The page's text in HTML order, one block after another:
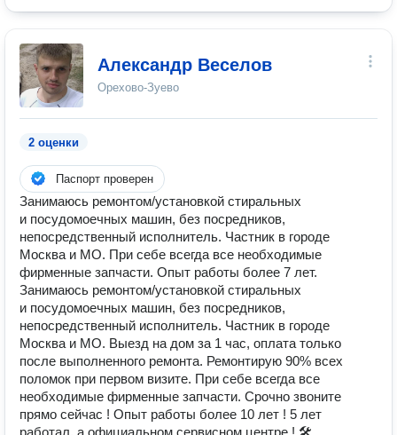
Александр Веселов
Орехово-Зуево
2 оценки
Паспорт проверен
Занимаюсь ремонтом/установкой стиральных
и посудомоечных машин, без посредников,
непосредственный исполнитель. Частник в городе
Москва и МО. При себе всегда все необходимые
фирменные запчасти. Опыт работы более 7 лет.
Занимаюсь ремонтом/установкой стиральных
и посудомоечных машин, без посредников,
непосредственный исполнитель. Частник в городе
Москва и МО. Выезд на дом за 1 час, оплата только
после выполненного ремонта. Ремонтирую 90% всех
поломок при первом визите. При себе всегда все
необходимые фирменные запчасти. Срочно звоните
прямо сейчас ! Опыт работы более 10 лет ! 5 лет
работал, а официальном сервисном центре ! 🛠